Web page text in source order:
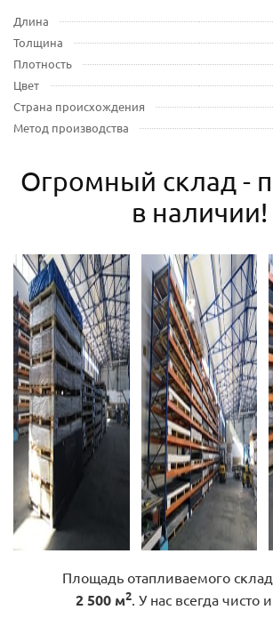
Длина
Толщина
Плотность
Цвет
Страна происхождения
Метод производства
Огромный склад -
в наличии!
Площадь отапливаемого
2 500 м2. У нас всегда чисто